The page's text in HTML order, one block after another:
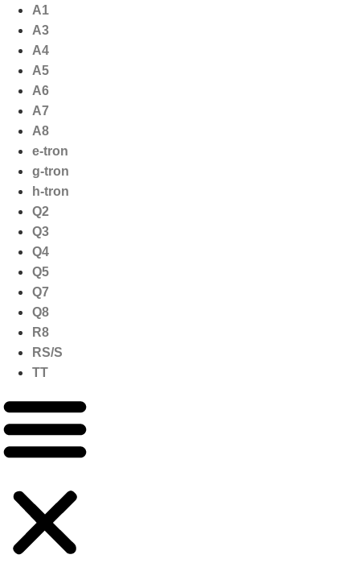
naar
inhoud
A1
A3
A4
A5
A6
A7
A8
e-tron
g-tron
h-tron
Q2
Q3
Q4
Q5
Q7
Q8
R8
RS/S
TT